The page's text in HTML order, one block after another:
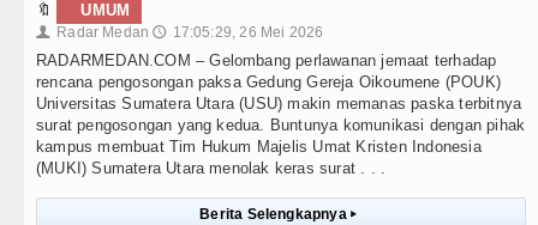
🔖 UMUM
👤 Radar Medan 🕔 17:05:29, 26 Mei 2026
RADARMEDAN.COM – Gelombang perlawanan jemaat terhadap
rencana pengosongan paksa Gedung Gereja Oikoumene (POUK)
Universitas Sumatera Utara (USU) makin memanas paska terbitnya
surat pengosongan yang kedua. Buntunya komunikasi dengan pihak
kampus membuat Tim Hukum Majelis Umat Kristen Indonesia
(MUKI) Sumatera Utara menolak keras surat . . .
Berita Selengkapnya ▸